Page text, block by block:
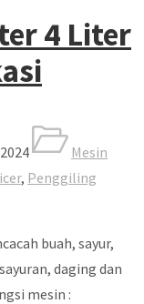
4 Liter
Mesin
, Penggiling
buah, sayur,
daging dan
mesin :